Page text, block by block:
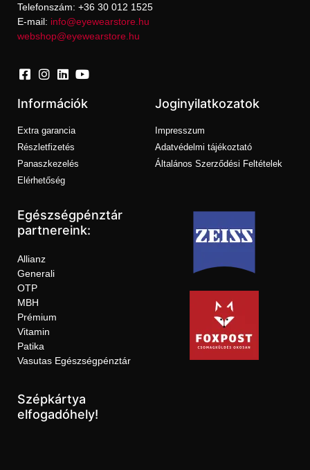
Telefonszám: +36 30 012 1525
E-mail: info@eyewearstore.hu
webshop@eyewearstore.hu
Információk
Extra garancia
Részletfizetés
Panaszkezelés
Elérhetőség
Joginyilatkozatok
Impresszum
Adatvédelmi tájékoztató
Általános Szerződési Feltételek
Egészségpénztár
partnereink:
Allianz
Generali
OTP
MBH
Prémium
Vitamin
Patika
Vasutas Egészségpénztár
Szépkártya
elfogadóhely!